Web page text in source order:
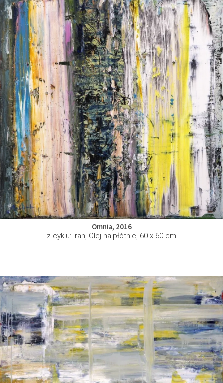
Omnia, 2016
z cyklu: Iran, Olej na płótnie, 60 x 60 cm